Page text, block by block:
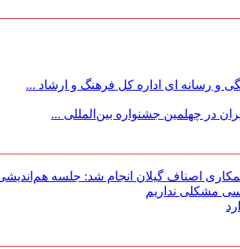
و رسانه ای اداره کل فرهنگ و ارشاد ...
در چهلمین جشنواره بین‌المللی ...
اصناف گیلان انجام شد: جلسه
مشکلی نداریم